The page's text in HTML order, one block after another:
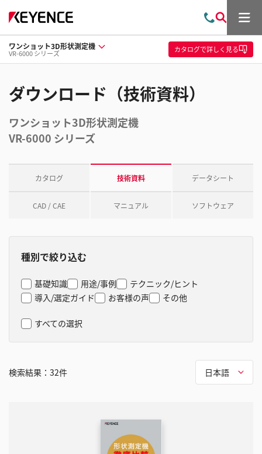
問
い
合
わ
索
メ
ュ
ー
ワンショット3D形状測定機
VR-6000 シリーズ カタログで詳しく見る
ダウンロード（技術資料）
ワンショット3D形状測定機
VR-6000 シリーズ
カタログ 技術資料 データシート
CAD / CAE マニュアル ソフトウェア
種別で絞り込む
基礎知識 用途/事例
テクニック/ヒント
導入/選定ガイド
お客様の声 その他
すべての選択
検索結果： 32件 日本語